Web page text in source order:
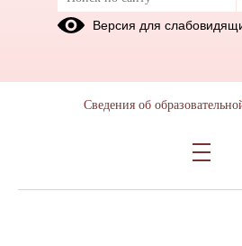
Осторожно, тонкий
Версия для
Сведения об